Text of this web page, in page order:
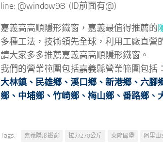
line: @window98 (ID前面有@)
嘉義高高順隱形鐵窗，嘉義最值得推薦的
多種工法，技術領先全球，利用工廠直營
請大家多多推薦嘉義高高順隱形鐵窗。
我們的營業範圍包括嘉義縣營業範圍包括：
大林鎮 、 民雄鄉 、 溪口鄉 、 新港鄉 、 六腳
鄉 、 中埔鄉、 竹崎鄉、 梅山鄉、 番路鄉、
Tags: 嘉義隱形鐵窗 拉力270公斤 東隆國堡 阿里山